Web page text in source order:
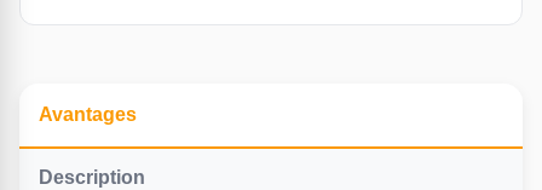
Avantages
Description